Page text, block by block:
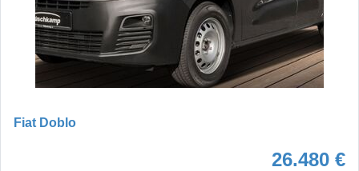
Fiat Doblo
26.480 €